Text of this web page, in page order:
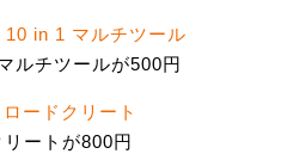
in 1 マルチツール
ルチツールが500円
ードクリート
ートが800円